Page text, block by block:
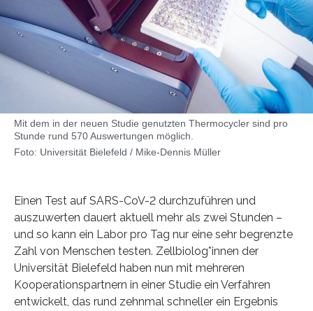
Mit dem in der neuen Studie genutzten Thermocycler sind pro
Stunde rund 570 Auswertungen möglich.
Foto: Universität Bielefeld / Mike-Dennis Müller
Einen Test auf SARS-CoV-2 durchzuführen und
auszuwerten dauert aktuell mehr als zwei Stunden –
und so kann ein Labor pro Tag nur eine sehr begrenzte
Zahl von Menschen testen. Zellbiolog*innen der
Universität Bielefeld haben nun mit mehreren
Kooperationspartnern in einer Studie ein Verfahren
entwickelt, das rund zehnmal schneller ein Ergebnis